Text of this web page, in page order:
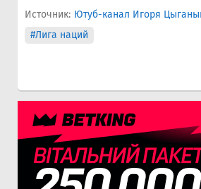
Источник: Ютуб-канал Игоря
#Лига наций